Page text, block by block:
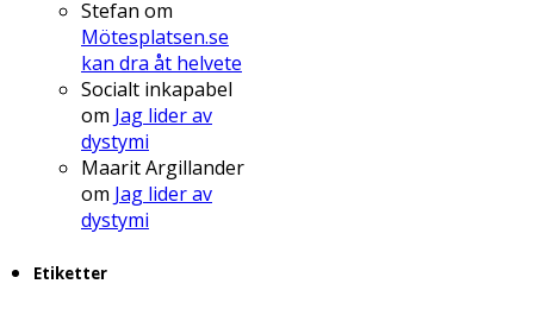
Stefan om
Mötesplatsen.se
kan dra åt helvete
Socialt inkapabel
om Jag lider av
dystymi
Maarit Argillander
om Jag lider av
dystymi
Etiketter